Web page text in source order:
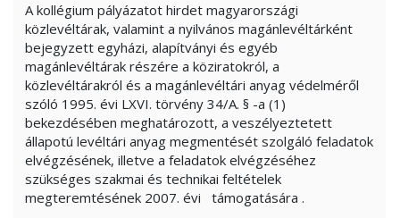
A kollégium pályázatot hirdet magyarországi
közlevéltárak, valamint a nyilvános magánlevéltárként
bejegyzett egyházi, alapítványi és egyéb
magánlevéltárak részére a köziratokról, a
közlevéltárakról és a magánlevéltári anyag védelméről
szóló 1995. évi LXVI. törvény 34/A. § -a (1)
bekezdésében meghatározott, a veszélyeztetett
állapotú levéltári anyag megmentését szolgáló feladatok
elvégzésének, illetve a feladatok elvégzéséhez
szükséges szakmai és technikai feltételek
megteremtésének 2007. évi
támogatására .